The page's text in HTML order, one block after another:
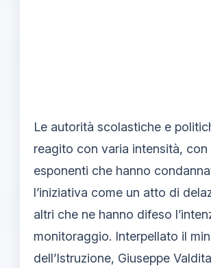
Le autorità scolastiche e
reagito con varia intensità, con
esponenti che hanno
l’iniziativa come un atto di
altri che ne hanno difeso
monitoraggio. Interpellato il
dell’Istruzione, Giuseppe